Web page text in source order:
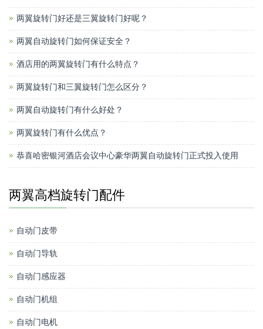
两翼旋转门好还是三翼旋转门好呢？
两翼自动旋转门如何保证安全？
酒店用的两翼旋转门有什么特点？
两翼旋转门和三翼旋转门怎么区分？
两翼自动旋转门有什么好处？
两翼旋转门有什么优点？
恭喜哈密银河酒店会议中心豪华两翼自动旋转门正式投入使用
两翼高档旋转门配件
自动门皮带
自动门导轨
自动门感应器
自动门机组
自动门电机